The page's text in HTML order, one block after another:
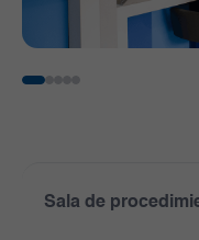
Sala de